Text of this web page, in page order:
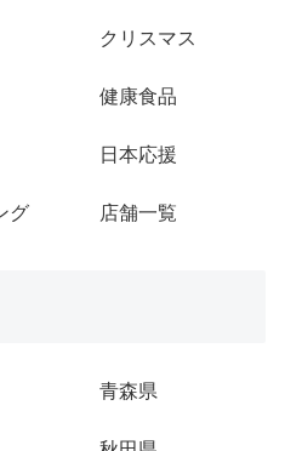
クリスマス
健康食品
日本応援
グ 店舗一覧
青森県